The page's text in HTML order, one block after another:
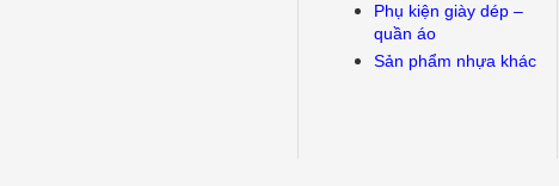
Phụ kiện giày dép –
quần áo
Sản phẩm nhựa khác